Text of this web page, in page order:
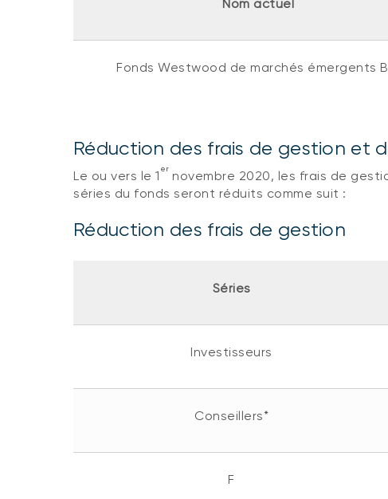
Nom actuel
Fonds Westwood de marchés émergents
Réduction des frais de gestion et
Le ou vers le 1 er novembre 2020, les frais de
séries du fonds seront réduits comme suit :
Réduction des frais de gestion
Séries
Investisseurs
Conseillers*
F